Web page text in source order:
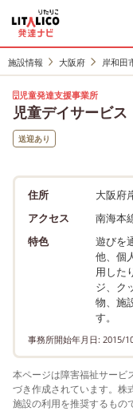
施設情報 大阪府 岸和田
児童発達支援事業所
児童デイサービ
送迎あり
住所
大阪府
アクセス
南海本
特色
遊びを
他、個
用した
ジ、ク
物、施
す。
事務所開始年月日: 2015/
本ページは障害福祉サービ
づき作成されています。株
施設の利用を推奨するもの